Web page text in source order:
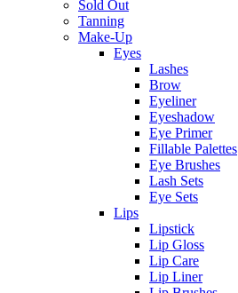
Sold Out
Tanning
Make-Up
Eyes
Lashes
Brow
Eyeliner
Eyeshadow
Eye Primer
Fillable Palettes
Eye Brushes
Lash Sets
Eye Sets
Lips
Lipstick
Lip Gloss
Lip Care
Lip Liner